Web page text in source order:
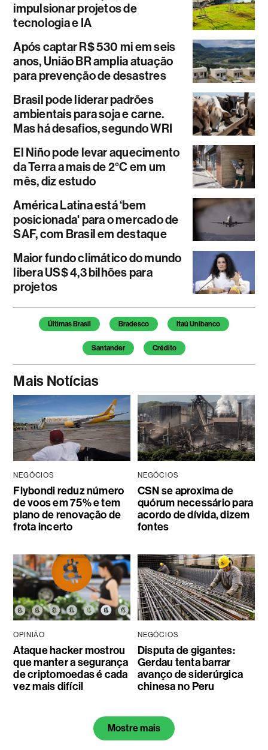
impulsionar projetos de
tecnologia e IA
Após captar R$ 530 mi em seis
anos, União BR amplia atuação
para prevenção de desastres
Brasil pode liderar padrões
ambientais para soja e carne.
Mas há desafios, segundo WRI
El Niño pode levar aquecimento
da Terra a mais de 2°C em um
mês, diz estudo
América Latina está ‘bem
posicionada' para o mercado de
SAF, com Brasil em destaque
Maior fundo climático do mundo
libera US$ 4,3 bilhões para
projetos
Temas deste artigo
Últimas Brasil Bradesco Itaú Unibanco
Santander Crédito
Mais Notícias
NEGÓCIOS
Flybondi reduz número
de voos em 75% e tem
plano de renovação de
frota incerto
NEGÓCIOS
CSN se aproxima de
quórum necessário para
acordo de dívida, dizem
fontes
OPINIÃO
Ataque hacker mostrou
que manter a segurança
de criptomoedas é cada
vez mais difícil
NEGÓCIOS
Disputa de gigantes:
Gerdau tenta barrar
avanço de siderúrgica
chinesa no Peru
Mostre mais